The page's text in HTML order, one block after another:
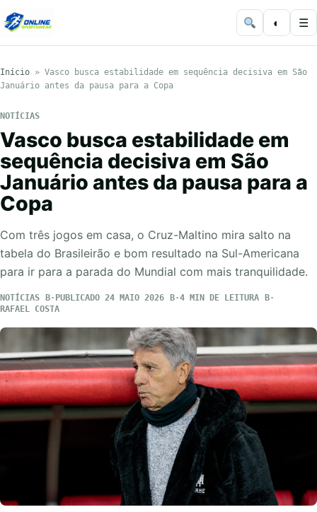
◐ ☰
Início » Vasco busca estabilidade em sequência decisiva em São
Januário antes da pausa para a Copa
NOTÍCIAS
Vasco busca estabilidade em
sequência decisiva em São
Januário antes da pausa para a
Copa
Com três jogos em casa, o Cruz-Maltino mira salto na
tabela do Brasileirão e bom resultado na Sul-Americana
para ir para a parada do Mundial com mais tranquilidade.
NOTÍCIAS PUBLICADO 24 MAIO 2026
4 MIN DE LEITURA
RAFAEL COSTA